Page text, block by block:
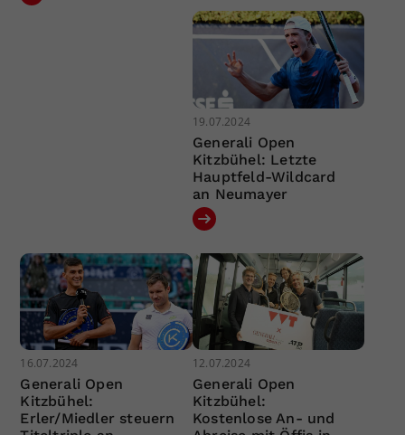
19.07.2024
Generali Open
Kitzbühel: Letzte
Hauptfeld-Wildcard
an Neumayer
16.07.2024
Generali Open
Kitzbühel:
Erler/Miedler steuern
12.07.2024
Generali Open
Kitzbühel:
Kostenlose An- und